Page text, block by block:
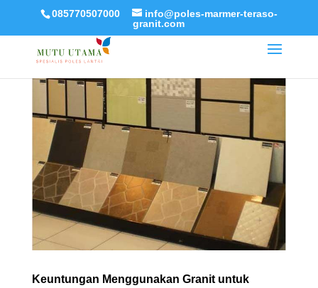
085770507000
info@poles-marmer-teraso-
granit.com
Keuntungan Menggunakan Granit untuk